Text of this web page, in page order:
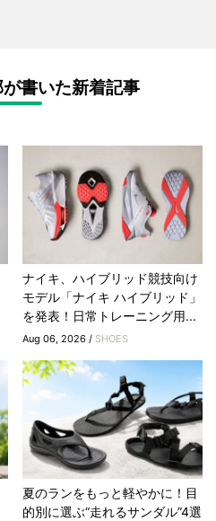
書いた新着記事
ナイキ、ハイブリッド競技向け
モデル「ナイキ ハイブリッド」
を発表！日常トレーニング用...
Aug 06, 2026 / SHOES
夏のランをもっと軽やかに！目
的別に選ぶ“走れるサンダル”4選